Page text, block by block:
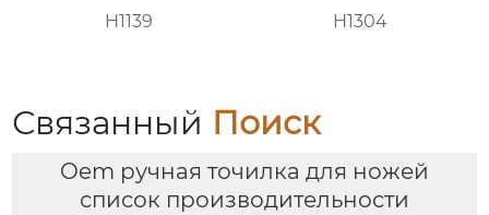
H1139 H1304
Связанный Поиск
Oem ручная точилка для ножей
список производительности